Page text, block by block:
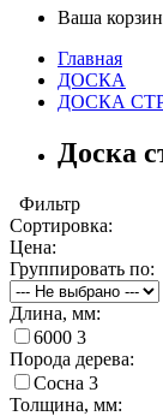
Ваша
Главная
ДОСКА
ДОСКА
Доска
Фильтр
Сортировка:
Цена:
Группировать по:
Длина, мм:
6000 3
Порода дерева:
Сосна 3
Толщина, мм: